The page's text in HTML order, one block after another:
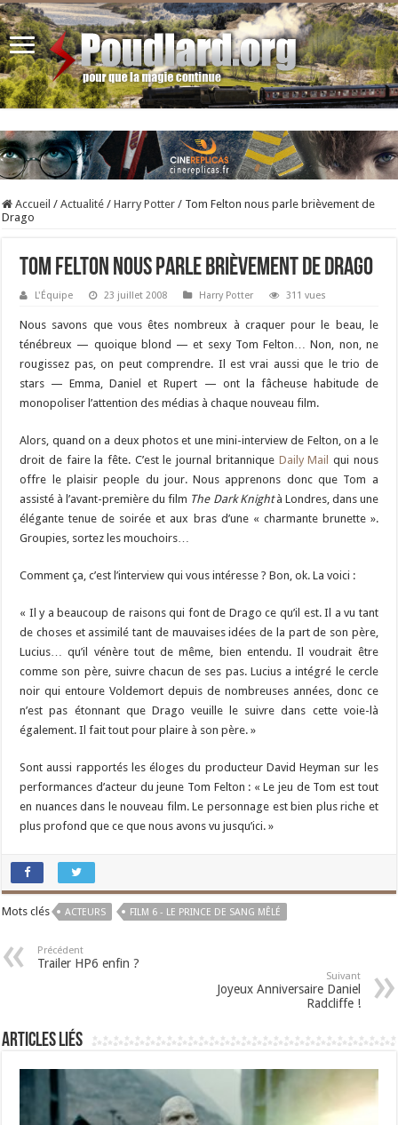
Accueil / Actualité / Harry Potter / Tom Felton nous parle brièvement de
Drago
Tom Felton nous parle brièvement de Drago
L'Équipe 23 juillet 2008 Harry Potter 311 vues
Nous savons que vous êtes nombreux à craquer pour le beau, le
ténébreux — quoique blond — et sexy Tom Felton… Non, non, ne
rougissez pas, on peut comprendre. Il est vrai aussi que le trio de
stars — Emma, Daniel et Rupert — ont la fâcheuse habitude de
monopoliser l’attention des médias à chaque nouveau film.
Alors, quand on a deux photos et une mini-interview de Felton, on a le
droit de faire la fête. C’est le journal britannique Daily Mail qui nous
offre le plaisir people du jour. Nous apprenons donc que Tom a
assisté à l’avant-première du film The Dark Knightà Londres, dans une
élégante tenue de soirée et aux bras d’une « charmante brunette ».
Groupies, sortez les mouchoirs…
Comment ça, c’est l’interview qui vous intéresse ? Bon, ok. La voici :
« Il y a beaucoup de raisons qui font de Drago ce qu’il est. Il a vu tant
de choses et assimilé tant de mauvaises idées de la part de son père,
Lucius… qu’il vénère tout de même, bien entendu. Il voudrait être
comme son père, suivre chacun de ses pas. Lucius a intégré le cercle
noir qui entoure Voldemort depuis de nombreuses années, donc ce
n’est pas étonnant que Drago veuille le suivre dans cette voie-là
également. Il fait tout pour plaire à son père. »
Sont aussi rapportés les éloges du producteur David Heyman sur les
performances d’acteur du jeune Tom Felton : « Le jeu de Tom est tout
en nuances dans le nouveau film. Le personnage est bien plus riche et
plus profond que ce que nous avons vu jusqu’ici. »
Mots clés ACTEURS FILM 6 - LE PRINCE DE SANG MÊLÉ
Précédent
Trailer HP6 enfin ?
Suivant
Joyeux Anniversaire Daniel
Radcliffe !
Articles liés